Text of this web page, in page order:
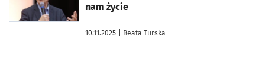
nam życie
10.11.2025 | Beata Turska